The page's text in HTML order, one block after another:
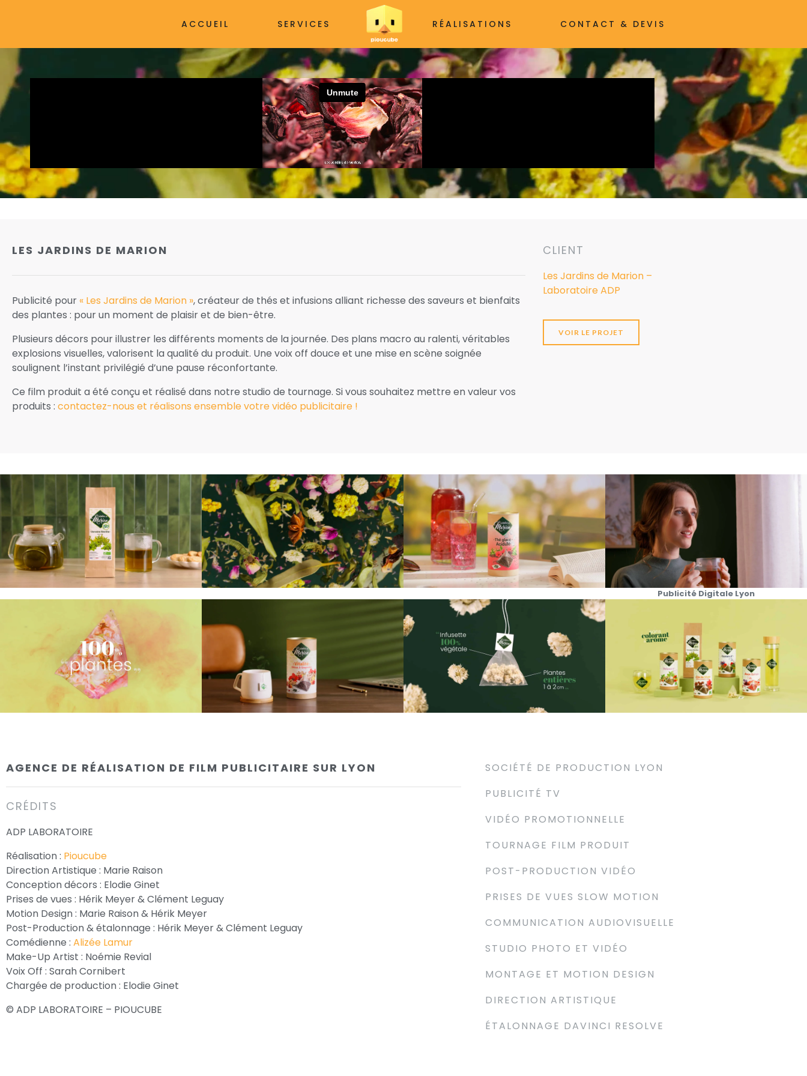
ACCUEIL SERVICES RÉALISATIONS CONTACT & DEVIS
LES JARDINS DE MARION
Publicité pour « Les Jardins de Marion », créateur de thés et infusions alliant richesse des saveurs et bienfaits
des plantes : pour un moment de plaisir et de bien-être.
Plusieurs décors pour illustrer les différents moments de la journée. Des plans macro au ralenti, véritables
explosions visuelles, valorisent la qualité du produit. Une voix off douce et une mise en scène soignée
soulignent l’instant privilégié d’une pause réconfortante.
Ce film produit a été conçu et réalisé dans notre studio de tournage. Si vous souhaitez mettre en valeur vos
produits : contactez-nous et réalisons ensemble votre vidéo publicitaire !
CLIENT
Les Jardins de Marion –
Laboratoire ADP
VOIR LE PROJET
Publicité Digitale Lyon
AGENCE DE RÉALISATION DE FILM PUBLICITAIRE SUR LYON
CRÉDITS
ADP LABORATOIRE
Réalisation : Pioucube
Direction Artistique : Marie Raison
Conception décors : Elodie Ginet
Prises de vues : Hérik Meyer & Clément Leguay
Motion Design : Marie Raison & Hérik Meyer
Post-Production & étalonnage : Hérik Meyer & Clément Leguay
Comédienne : Alizée Lamur
Make-Up Artist : Noémie Revial
Voix Off : Sarah Cornibert
Chargée de production : Elodie Ginet
© ADP LABORATOIRE – PIOUCUBE
SOCIÉTÉ DE PRODUCTION LYON
PUBLICITÉ TV
VIDÉO PROMOTIONNELLE
TOURNAGE FILM PRODUIT
POST-PRODUCTION VIDÉO
PRISES DE VUES SLOW MOTION
COMMUNICATION AUDIOVISUELLE
STUDIO PHOTO ET VIDÉO
MONTAGE ET MOTION DESIGN
DIRECTION ARTISTIQUE
ÉTALONNAGE DAVINCI RESOLVE